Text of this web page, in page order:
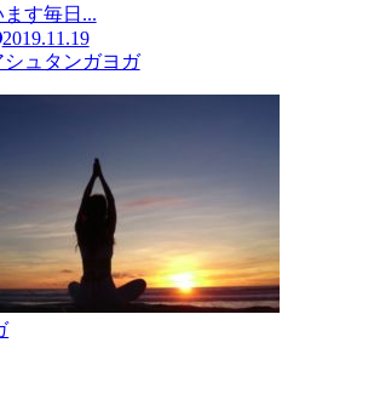
ます毎日...
2019.11.19
シュタンガヨガ